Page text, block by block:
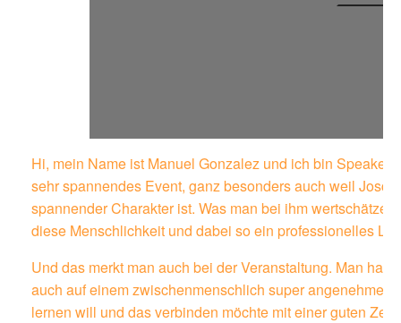
Hi, mein Name ist Manuel Gonzalez und ich bin Speaker
sehr spannendes Event, ganz besonders auch weil
spannender Charakter ist. Was man bei ihm
diese Menschlichkeit und dabei so ein professionelles
Und das merkt man auch bei der Veranstaltung. Man hat
auch auf einem zwischenmenschlich super
lernen will und das verbinden möchte mit einer guten